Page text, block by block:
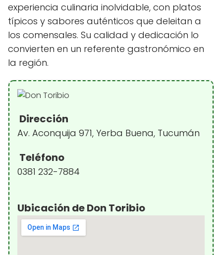
experiencia culinaria inolvidable, con platos
típicos y sabores auténticos que deleitan a
los comensales. Su calidad y dedicación lo
convierten en un referente gastronómico en
la región.
Dirección
Av. Aconquija 971, Yerba Buena, Tucumán
Teléfono
0381 232-7884
Ubicación de Don Toribio